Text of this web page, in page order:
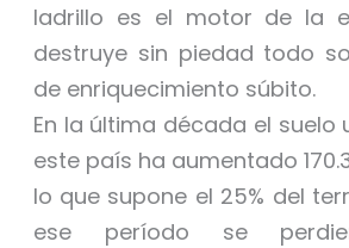
ladrillo es el motor de la
destruye sin piedad todo
de enriquecimiento súbito.
En la última década el suelo
este país ha aumentado
lo que supone el 25% del
ese período se